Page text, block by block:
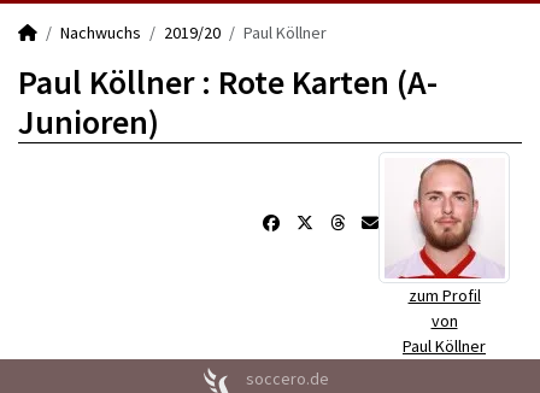
Nachwuchs 2019/20 Paul Köllner
Paul Köllner : Rote Karten (A-
Junioren)
zum Profil
von
Paul Köllner
soccero.de